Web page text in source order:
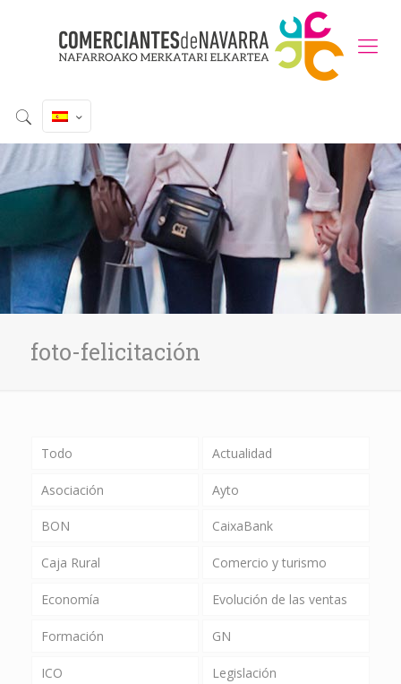
foto-felicitación
Todo Actualidad
Asociación Ayto
BON CaixaBank
Caja Rural Comercio y turismo
Economía Evolución de las ventas
Formación GN
ICO Legislación